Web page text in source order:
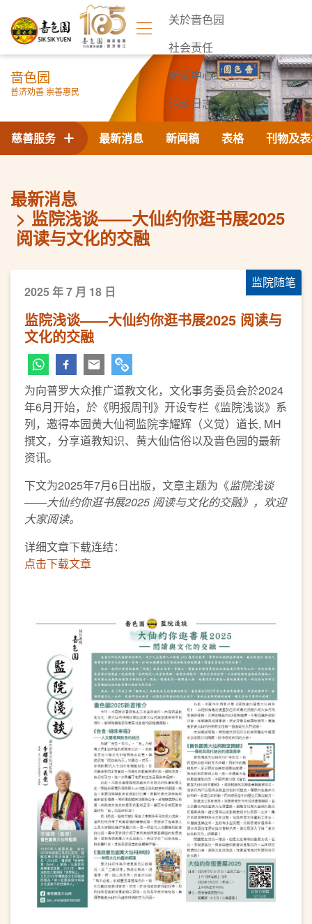
关於啬色园
社会责任
新闻中心
活动日志
联络我们
啬色园
普济劝善 崇善惠民
最新消息 新闻稿 表格 刊物及
慈善服务
最新消息
监院浅谈——大仙约你逛书展2025
阅读与文化的交融
监院随笔
2025 年 7 月 18 日
监院浅谈——大仙约你逛书展2025 阅读与
文化的交融
为向普罗大众推广道教文化，文化事务委员会於2024
年6月开始，於《明报周刊》开设专栏《监院浅谈》系
列，邀得本园黄大仙祠监院李耀辉（义觉）道长, MH
撰文，分享道教知识、黄大仙信俗以及啬色园的最新
资讯。
下文为2025年7月6日出版，文章主题为《监院浅谈
——大仙约你逛书展2025 阅读与文化的交融》，欢迎
大家阅读。
详细文章下载连结：
点击下载文章